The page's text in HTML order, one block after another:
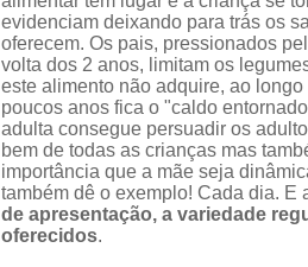
evidenciam deixando para trás os
oferecem. Os pais, pressionados
volta dos 2 anos, limitam os
este alimento não adquire, ao
poucos anos fica o "caldo
adulta consegue persuadir os
bem de todas as crianças mas
importância que a mãe seja
também dê o exemplo! Cada dia.
de apresentação, a variedade
oferecidos.